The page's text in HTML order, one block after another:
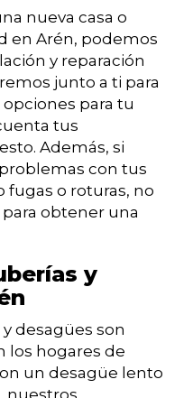
nueva casa o
en Arén, podemos
y reparación
junto a ti para
para tu
tus
Además, si
con tus
fugas o roturas, no
obtener una
y
desagües son
los hogares de
un desagüe lento